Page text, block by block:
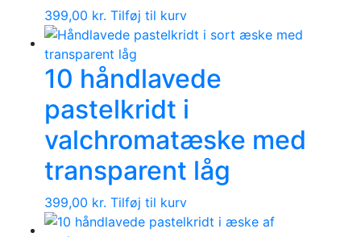
399,00 kr. Tilføj til kurv
10 håndlavede
pastelkridt i
valchromatæske med
transparent låg
399,00 kr. Tilføj til kurv